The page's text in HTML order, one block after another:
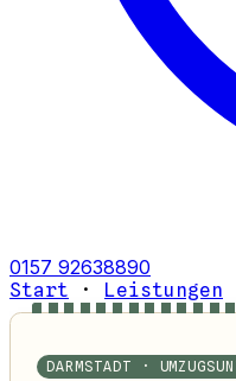
0157 92638890
Start · Leistungen
DARMSTADT ·